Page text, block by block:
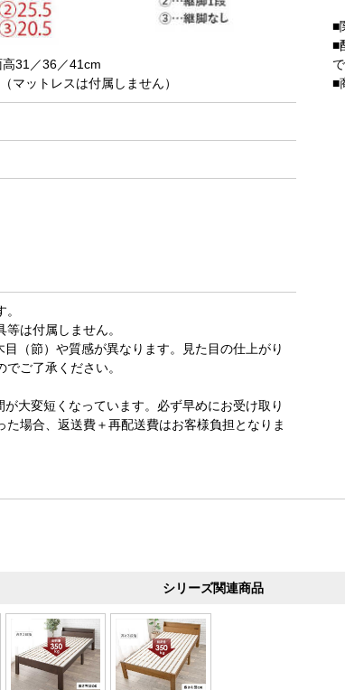
■
■
■
31／36／41cm
マットレスは付属しません）
は付属しません。
（節）や質感が異なります。見た目の仕上がり
ご了承ください。
大変短くなっています。必ず早めにお受け取り
場合、返送費＋再配送費はお客様負担となりま
シリーズ関連商品